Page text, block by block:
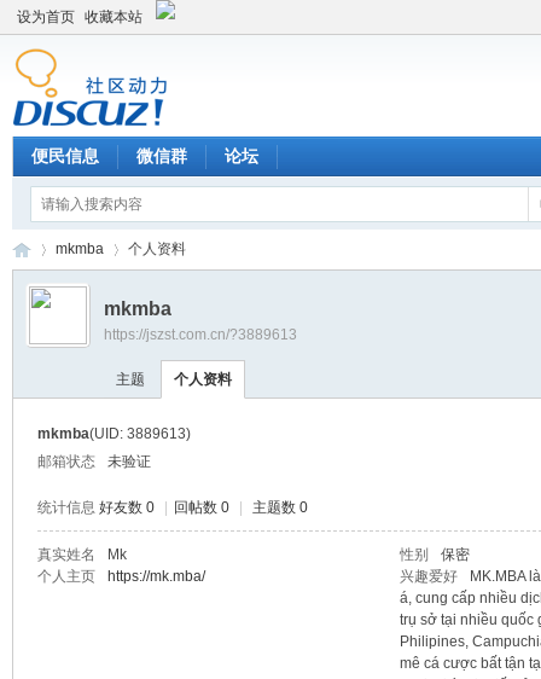
设为首页 收藏本站
便民信息 微信群 论坛
›
mkmba 个人资料
mkmba
https://jszst.com.cn/?3889613
主题 个人资料
mkmba(UID: 3889613)
邮箱状态
未验证
统计信息 好友数 0 回帖数 0 主题数 0
真实姓名 Mk 性别
保密
个人主页
https://mk.mba/ 兴趣爱好
MK.MBA
á, cung cấp nhiều
trụ sở tại nhiều quốc
Philipines,
mê cá cược bất tận